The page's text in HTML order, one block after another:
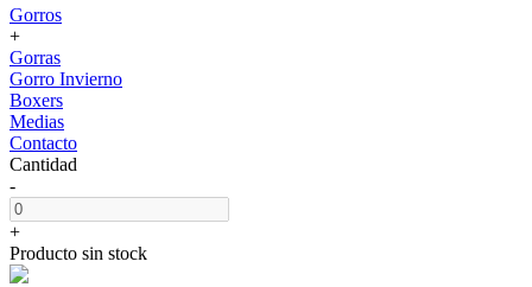
Gorros
+
Gorras
Gorro Invierno
Boxers
Medias
Contacto
Cantidad
-
+
Producto sin stock